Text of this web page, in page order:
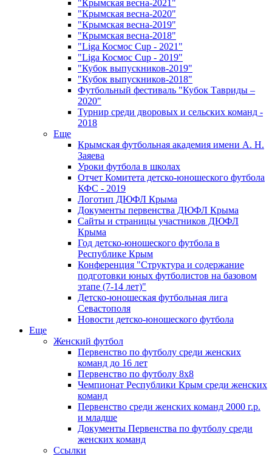
"Крымская весна-2021"
"Крымская весна-2020"
"Крымская весна-2019"
"Крымская весна-2018"
"Liga Космос Cup - 2021"
"Liga Космос Cup - 2019"
"Кубок выпускников-2019"
"Кубок выпускников-2018"
Футбольный фестиваль "Кубок Тавриды –
2020"
Турнир среди дворовых и сельских команд -
2018
Еще
Крымская футбольная академия имени А. Н.
Заяева
Уроки футбола в школах
Отчет Комитета детско-юношеского футбола
КФС - 2019
Логотип ДЮФЛ Крыма
Документы первенства ДЮФЛ Крыма
Сайты и страницы участников ДЮФЛ
Крыма
Год детско-юношеского футбола в
Республике Крым
Конференция "Структура и содержание
подготовки юных футболистов на базовом
этапе (7-14 лет)"
Детско-юношеская футбольная лига
Севастополя
Новости детско-юношеского футбола
Еще
Женский футбол
Первенство по футболу среди женских
команд до 16 лет
Первенство по футболу 8х8
Чемпионат Республики Крым среди женских
команд
Первенство среди женских команд 2000 г.р.
и младше
Документы Первенства по футболу среди
женских команд
Ссылки